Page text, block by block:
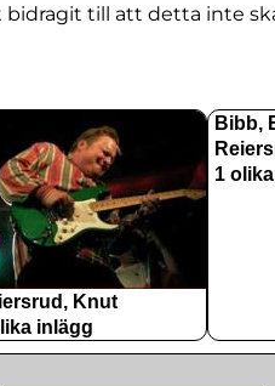
bidragit till att detta inte
Knut
inlägg
Bibb,
1